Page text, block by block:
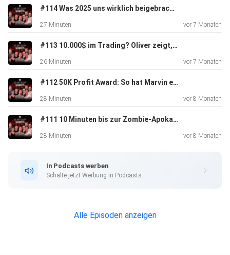
⁠⁠Instagram⁠⁠
⁠⁠Website
#114 Was 2025 uns wirklich beigebracht hat – und wie du 2026 sauber neu startest
27 Minuten vor 7 Monaten
#113 10.000$ im Trading? Oliver zeigt, wie’s geht!
26 Minuten vor 7 Monaten
#112 50K Profit Award: So hat Marvin es geschafft
28 Minuten vor 8 Monaten
#111 10 Minuten bis zur Zombie-Apokalypse – Was tun?
28 Minuten vor 8 Monaten
In Podcasts werben
Schalte jetzt Werbung in Podcasts.
Alle Episoden anzeigen